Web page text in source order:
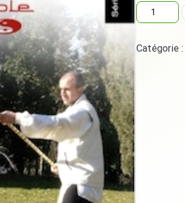
quantité
de
Chi
Catégorie :